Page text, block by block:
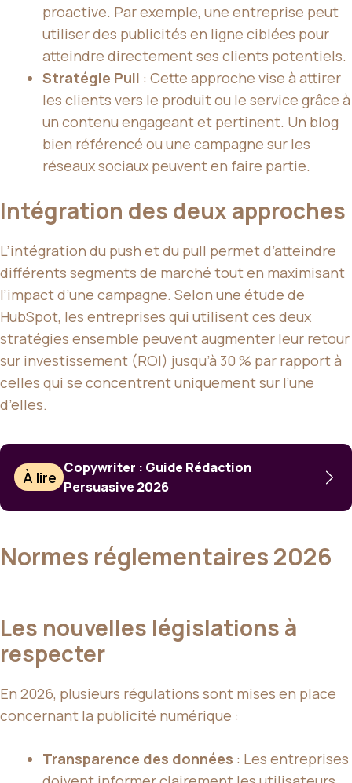
proactive. Par exemple, une entreprise peut
utiliser des publicités en ligne ciblées pour
atteindre directement ses clients potentiels.
Stratégie Pull : Cette approche vise à attirer
les clients vers le produit ou le service grâce à
un contenu engageant et pertinent. Un blog
bien référencé ou une campagne sur les
réseaux sociaux peuvent en faire partie.
Intégration des deux approches
L’intégration du push et du pull permet d’atteindre
différents segments de marché tout en maximisant
l’impact d’une campagne. Selon une étude de
HubSpot, les entreprises qui utilisent ces deux
stratégies ensemble peuvent augmenter leur retour
sur investissement (ROI) jusqu’à 30 % par rapport à
celles qui se concentrent uniquement sur l’une
d’elles.
À lire
Copywriter : Guide Rédaction
Persuasive 2026
Normes réglementaires 2026
Les nouvelles législations à
respecter
En 2026, plusieurs régulations sont mises en place
concernant la publicité numérique :
Transparence des données : Les entreprises